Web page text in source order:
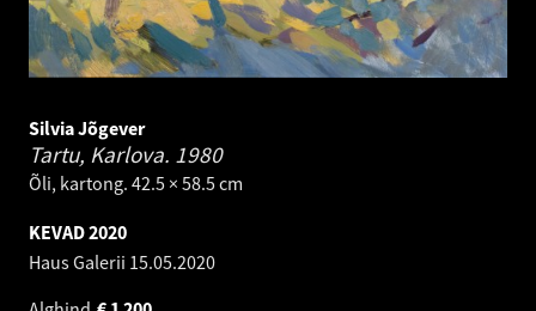
Silvia Jõgever
Tartu, Karlova. 1980
Õli, kartong. 42.5 × 58.5 cm
KEVAD 2020
Haus Galerii 15.05.2020